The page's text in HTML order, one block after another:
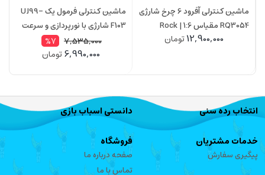
ماشین کنترلی آفرود 6 چرخ شارژی
RQ3054 مقیاس 1:6 | Rock
Crawler
12,900,000تومان
ماشین کنترلی فرمول یک UJ99-
F103 شارژی با نورپردازی و سرعت
7,535,000
%7
6,990,000تومان
انتخاب رده سنی دانستی اسباب بازی
خدمات مشتریان
پیگیری سفارش
فروشگاه
صفحه درباره ما
تماس با ما